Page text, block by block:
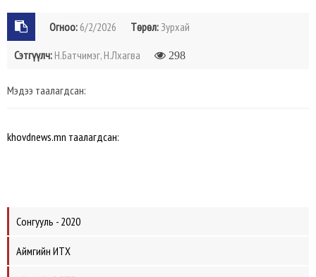
Огноо: 6/2/2026 Төрөл:Зурхай
Сэтгүүлч: Н.Батчимэг, Н.Лхагва 298
Мэдээ таалагдсан:
khovdnews.mn таалагдсан:
Сонгууль - 2020
Аймгийн ИТХ